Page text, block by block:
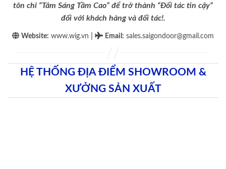
tôn chỉ “Tâm Sáng Tầm Cao” để trở thành “Đối tác tin cậy”
đối với khách hàng và đối tác!.
Website: www.wig.vn Email : sales.saigondoor@gmail.com
HỆ THỐNG ĐỊA ĐIỂM SHOWROOM &
XƯỞNG SẢN XUẤT